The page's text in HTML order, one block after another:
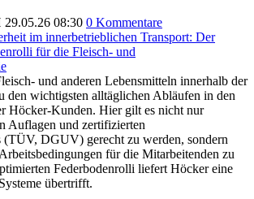
29.05.26 08:30 0 Kommentare
und anderen Lebensmitteln innerhalb der
den wichtigsten alltäglichen Abläufen in den
Höcker-Kunden. Hier gilt es nicht nur
Auflagen und zertifizierten
(TÜV, DGUV) gerecht zu werden, sondern
für die Mitarbeitenden zu
Federbodenrolli liefert Höcker eine
übertrifft.